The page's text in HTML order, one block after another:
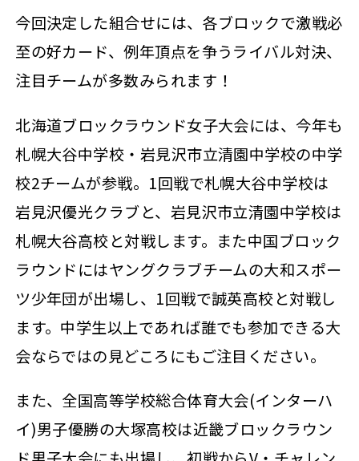
今回決定した組合せには、各ブロックで激戦必
至の好カード、例年頂点を争うライバル対決、
注目チームが多数みられます！
北海道ブロックラウンド女子大会には、今年も
札幌大谷中学校・岩見沢市立清園中学校の中学
校2チームが参戦。1回戦で札幌大谷中学校は
岩見沢優光クラブと、岩見沢市立清園中学校は
札幌大谷高校と対戦します。また中国ブロック
ラウンドにはヤングクラブチームの大和スポー
ツ少年団が出場し、1回戦で誠英高校と対戦し
ます。中学生以上であれば誰でも参加できる大
会ならではの見どころにもご注目ください。
また、全国高等学校総合体育大会(インターハ
イ)男子優勝の大塚高校は近畿ブロックラウン